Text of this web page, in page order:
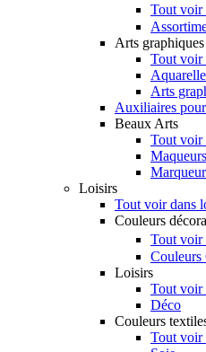
Tout
Arts graphiques
Tout voir
Aquarelle
Arts
Auxiliaires
Beaux Arts
Tout voir
Loisirs
Tout voir dans
Couleurs
Tout voir
Couleurs
Loisirs
Tout voir
Déco
Couleurs
Tout voir